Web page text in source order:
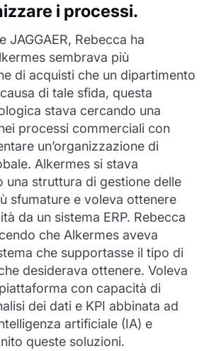
i processi.
JAGGAER, Rebecca ha
sembrava più
di acquisti che un dipartimento
di tale sfida, questa
stava cercando una
processi commerciali con
un’organizzazione di
Alkermes si stava
una struttura di gestione delle
sfumature e voleva ottenere
da un sistema ERP. Rebecca
che Alkermes aveva
che supportasse il tipo di
desiderava ottenere. Voleva
con capacità di
dei dati e KPI abbinata ad
artificiale (IA) e
queste soluzioni.